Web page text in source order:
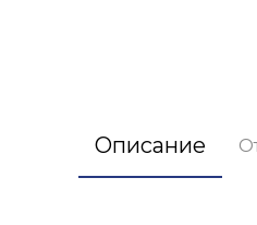
Описание